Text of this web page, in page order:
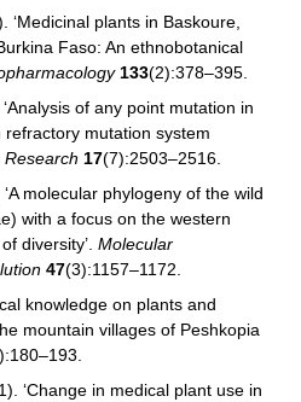
‘Medicinal plants in Baskoure,
Faso: An ethnobotanical
133(2):378–395.
of any point mutation in
refractory mutation system
Research 17(7):2503–2516.
molecular phylogeny of the wild
with a focus on the western
diversity’. Molecular
47(3):1157–1172.
knowledge on plants and
mountain villages of Peshkopia
‘Change in medical plant use in